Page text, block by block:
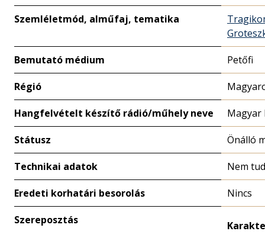
Szemléletmód, alműfaj, tematika
Bemutató médium Petőfi
Régió
Hangfelvételt készítő rádió/műhely neve Magyar
Státusz Önálló
Technikai adatok Nem
Eredeti korhatári besorolás Nincs
Szereposztás